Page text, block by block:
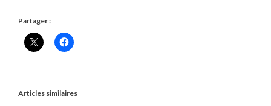
Partager :
Articles similaires